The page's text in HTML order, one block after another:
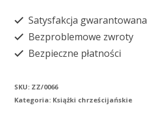
Satysfakcja gwarantowana
Bezproblemowe zwroty
Bezpieczne płatności
SKU: ZZ/0066
Kategoria: Książki chrześcijańskie